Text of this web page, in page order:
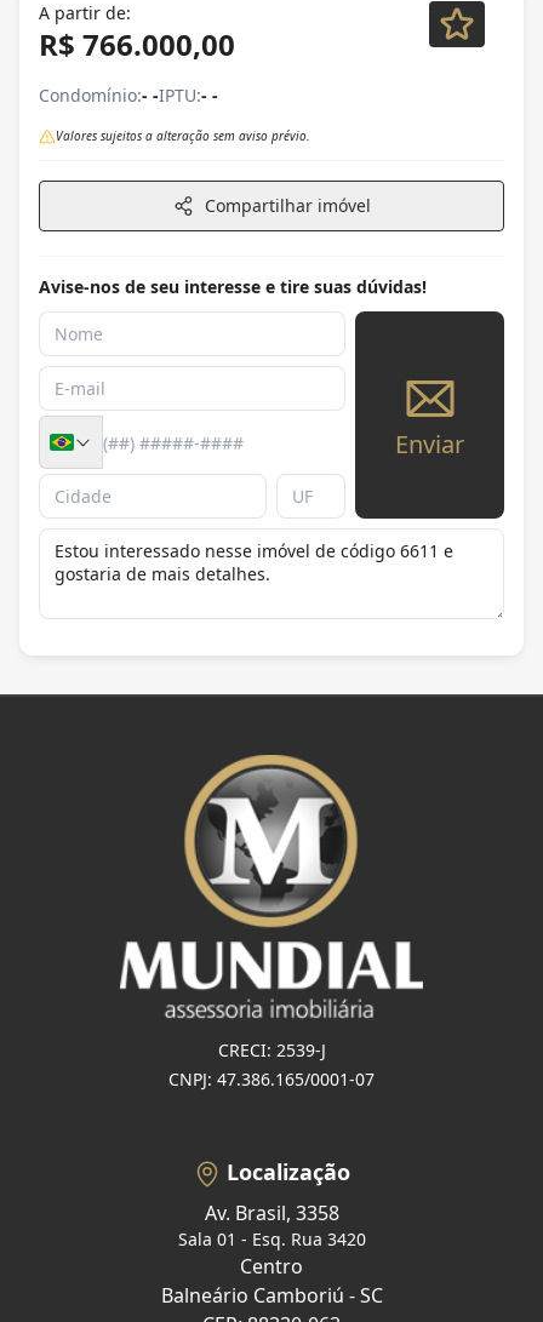
A partir de:
R$ 766.000,00
Condomínio:- -IPTU:- -
Valores sujeitos a alteração sem aviso prévio.
Compartilhar imóvel
Avise-nos de seu interesse e tire suas dúvidas!
Enviar
CRECI: 2539-J
CNPJ: 47.386.165/0001-07
Localização
Av. Brasil, 3358
Sala 01 - Esq. Rua 3420
Centro
Balneário Camboriú - SC